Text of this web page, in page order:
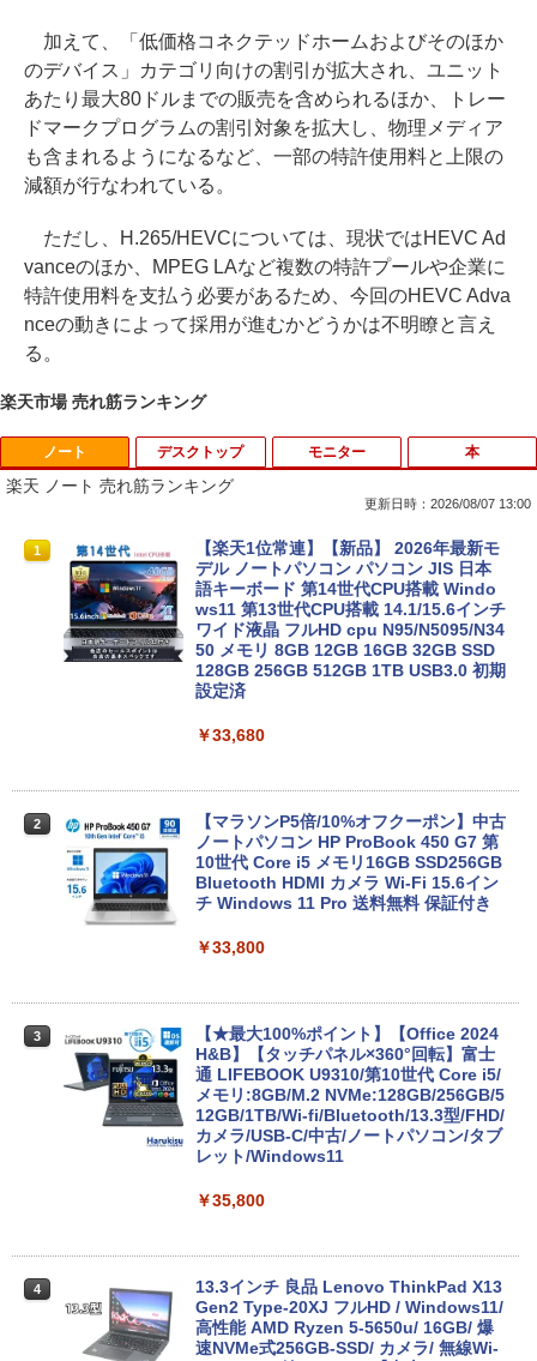
加えて、「低価格コネクテッドホームおよびそのほか
のデバイス」カテゴリ向けの割引が拡大され、ユニット
あたり最大80ドルまでの販売を含められるほか、トレー
ドマークプログラムの割引対象を拡大し、物理メディア
も含まれるようになるなど、一部の特許使用料と上限の
減額が行なわれている。
ただし、H.265/HEVCについては、現状ではHEVC Ad
vanceのほか、MPEG LAなど複数の特許プールや企業に
特許使用料を支払う必要があるため、今回のHEVC Adva
nceの動きによって採用が進むかどうかは不明瞭と言え
る。
楽天市場 売れ筋ランキング
ノート
楽天 ノート 売れ筋ランキング
更新日時：2026/08/07 13:00
1
【楽天1位常連】【新品】 2026年最新モ
デル ノートパソコン パソコン JIS 日本
語キーボード 第14世代CPU搭載 Windo
ws11 第13世代CPU搭載 14.1/15.6インチ
ワイド液晶 フルHD cpu N95/N5095/N34
50 メモリ 8GB 12GB 16GB 32GB SSD
128GB 256GB 512GB 1TB USB3.0 初期
設定済
￥33,680
2
【マラソンP5倍/10%オフクーポン】中古
ノートパソコン HP ProBook 450 G7 第
10世代 Core i5 メモリ16GB SSD256GB
Bluetooth HDMI カメラ Wi-Fi 15.6イン
チ Windows 11 Pro 送料無料 保証付き
￥33,800
3
【★最大100%ポイント】【Office 2024
H&B】【タッチパネル×360°回転】富士
通 LIFEBOOK U9310/第10世代 Core i5/
メモリ:8GB/M.2 NVMe:128GB/256GB/5
12GB/1TB/Wi-fi/Bluetooth/13.3型/FHD/
カメラ/USB-C/中古/ノートパソコン/タブ
レット/Windows11
￥35,800
4
13.3インチ 良品 Lenovo ThinkPad X13
Gen2 Type-20XJ フルHD / Windows11/
高性能 AMD Ryzen 5-5650u/ 16GB/ 爆
速NVMe式256GB-SSD/ カメラ/ 無線Wi-
デスクトップ モニター 本